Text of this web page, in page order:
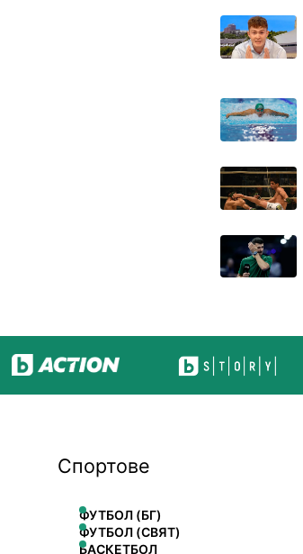
Спортове
ФУТБОЛ (БГ)
ФУТБОЛ (СВЯТ)
БАСКЕТБОЛ